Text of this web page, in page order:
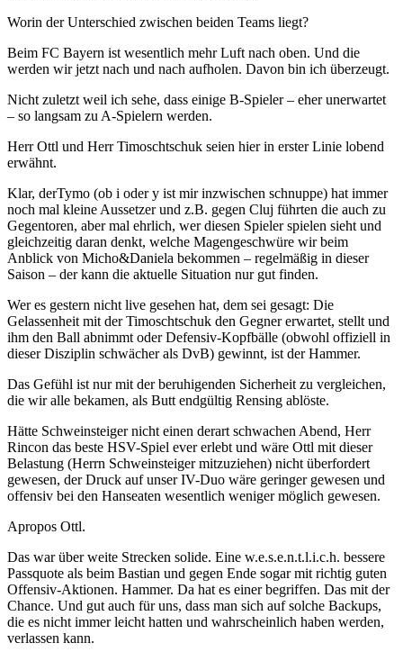
Worin der Unterschied zwischen beiden Teams liegt?
Beim FC Bayern ist wesentlich mehr Luft nach oben. Und die
werden wir jetzt nach und nach aufholen. Davon bin ich überzeugt.
Nicht zuletzt weil ich sehe, dass einige B-Spieler – eher unerwartet
– so langsam zu A-Spielern werden.
Herr Ottl und Herr Timoschtschuk seien hier in erster Linie lobend
erwähnt.
Klar, derTymo (ob i oder y ist mir inzwischen schnuppe) hat immer
noch mal kleine Aussetzer und z.B. gegen Cluj führten die auch zu
Gegentoren, aber mal ehrlich, wer diesen Spieler spielen sieht und
gleichzeitig daran denkt, welche Magengeschwüre wir beim
Anblick von Micho&Daniela bekommen – regelmäßig in dieser
Saison – der kann die aktuelle Situation nur gut finden.
Wer es gestern nicht live gesehen hat, dem sei gesagt: Die
Gelassenheit mit der Timoschtschuk den Gegner erwartet, stellt und
ihm den Ball abnimmt oder Defensiv-Kopfbälle (obwohl offiziell in
dieser Disziplin schwächer als DvB) gewinnt, ist der Hammer.
Das Gefühl ist nur mit der beruhigenden Sicherheit zu vergleichen,
die wir alle bekamen, als Butt endgültig Rensing ablöste.
Hätte Schweinsteiger nicht einen derart schwachen Abend, Herr
Rincon das beste HSV-Spiel ever erlebt und wäre Ottl mit dieser
Belastung (Herrn Schweinsteiger mitzuziehen) nicht überfordert
gewesen, der Druck auf unser IV-Duo wäre geringer gewesen und
offensiv bei den Hanseaten wesentlich weniger möglich gewesen.
Apropos Ottl.
Das war über weite Strecken solide. Eine w.e.s.e.n.t.l.i.c.h. bessere
Passquote als beim Bastian und gegen Ende sogar mit richtig guten
Offensiv-Aktionen. Hammer. Da hat es einer begriffen. Das mit der
Chance. Und gut auch für uns, dass man sich auf solche Backups,
die es nicht immer leicht hatten und wahrscheinlich haben werden,
verlassen kann.